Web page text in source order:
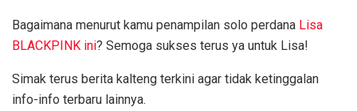
Bagaimana menurut kamu penampilan solo perdana Lisa
BLACKPINK ini? Semoga sukses terus ya untuk Lisa!
Simak terus berita kalteng terkini agar tidak ketinggalan
info-info terbaru lainnya.